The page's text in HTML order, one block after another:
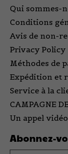
Qui sommes-
Conditions
Avis de non-
Privacy Policy
Méthodes de
Expédition et
Service à la
CAMPAGNE
Un appel
Abonnez-